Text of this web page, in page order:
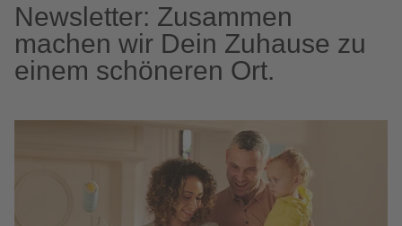
Newsletter: Zusammen
machen wir Dein Zuhause zu
einem schöneren Ort.